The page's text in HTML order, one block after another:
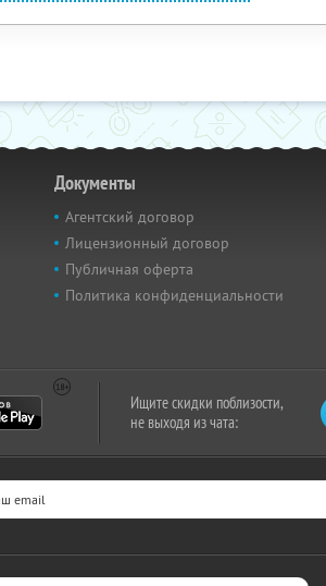
Документы
Агентский договор
Лицензионный договор
Публичная оферта
Политика конфиденциальности
Ищите скидки поблизости,
не выходя из чата: